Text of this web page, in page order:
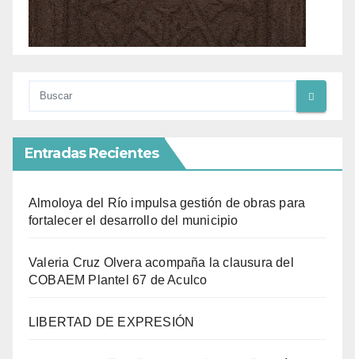
Entradas Recientes
Almoloya del Río impulsa gestión de obras para
fortalecer el desarrollo del municipio
Valeria Cruz Olvera acompaña la clausura del
COBAEM Plantel 67 de Aculco
LIBERTAD DE EXPRESIÓN